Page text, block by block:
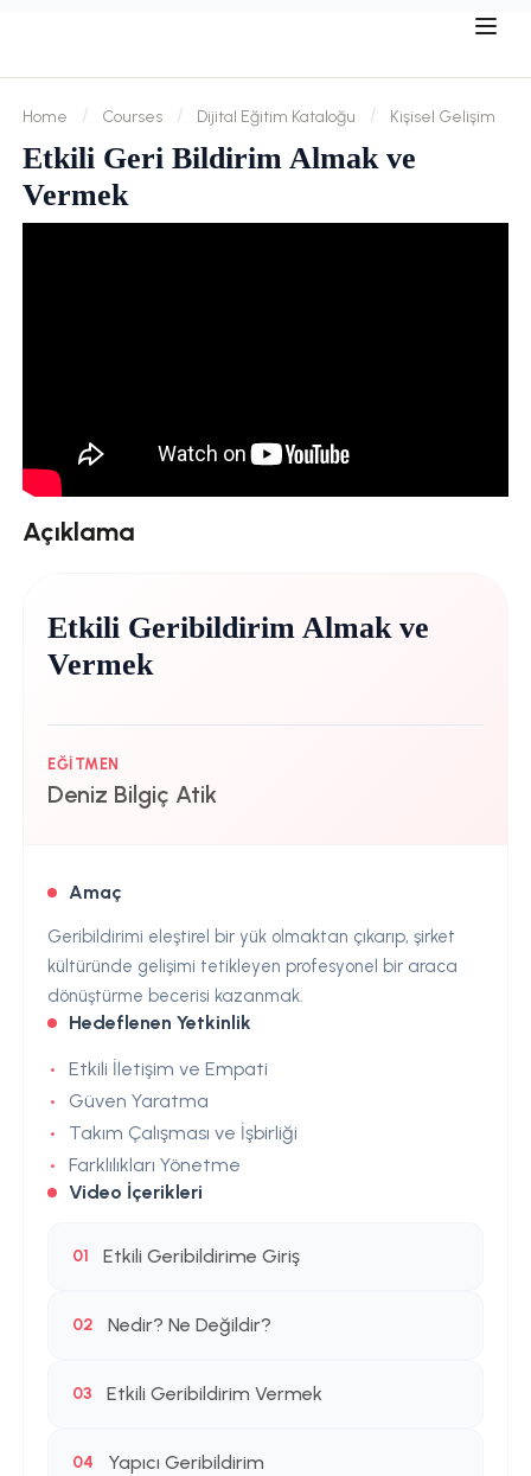
Home Courses Dijital Eğitim Kataloğu Kişisel Gelişim
Etkili Geri Bildirim Almak ve
Vermek
Açıklama
Etkili Geribildirim Almak ve
Vermek
EĞITMEN
Deniz Bilgiç Atik
Amaç
Geribildirimi eleştirel bir yük olmaktan çıkarıp, şirket
kültüründe gelişimi tetikleyen profesyonel bir araca
dönüştürme becerisi kazanmak.
Hedeflenen Yetkinlik
Etkili İletişim ve Empati
Güven Yaratma
Takım Çalışması ve İşbirliği
Farklılıkları Yönetme
Video İçerikleri
01 Etkili Geribildirime Giriş
02 Nedir? Ne Değildir?
03 Etkili Geribildirim Vermek
04 Yapıcı Geribildirim